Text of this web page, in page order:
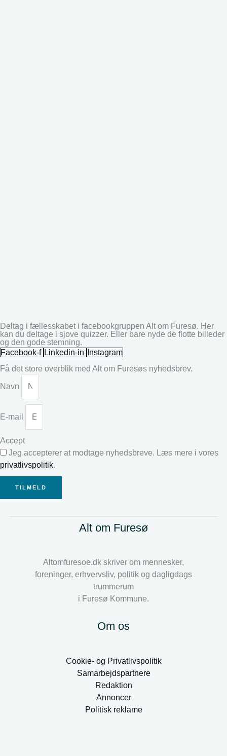
Deltag i fællesskabet i facebookgruppen Alt om Furesø. Her
kan du deltage i sjove quizzer. Eller bare nyde de flotte billeder
og den gode stemning.
Facebook-f Linkedin-in
Instagram
Få det store overblik med Alt om Furesøs nyhedsbrev.
Navn
E-mail
Accept
Jeg accepterer at modtage nyhedsbreve. Læs mere i vores
privatlivspolitik.
TILMELD
Alt om Furesø
Altomfuresoe.dk skriver om mennesker,
foreninger, erhvervsliv, politik og dagligdags
trummerum
i Furesø Kommune.
Om os
Cookie- og Privatlivspolitik
Samarbejdspartnere
Redaktion
Annoncer
Politisk reklame